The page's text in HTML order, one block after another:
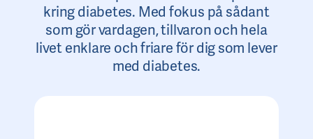
kring diabetes. Med fokus på sådant
som gör vardagen, tillvaron och hela
livet enklare och friare för dig som lever
med diabetes.